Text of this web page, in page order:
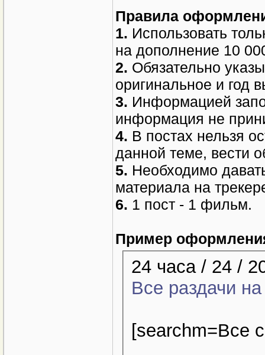
Правила
1. Использовать
на дополнение 10
2. Обязательно
оригинальное и год
3. Информацией
информация не
4. В постах нельзя
данной теме, вести
5. Необходимо
материала на
6. 1 пост - 1 фильм.
Пример
24 часа / 24 /
Все раздачи
[searchm=Все